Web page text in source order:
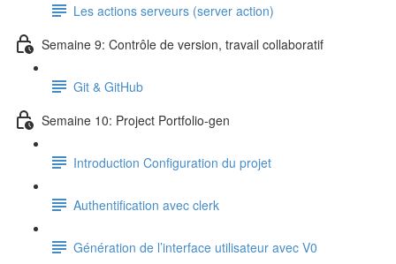
Les actions serveurs (server action)
Semaine 9: Contrôle de version, travail collaboratif
Git & GitHub
Semaine 10: Project Portfolio-gen
Introduction Configuration du projet
Authentification avec clerk
Génération de l’interface utilisateur avec V0